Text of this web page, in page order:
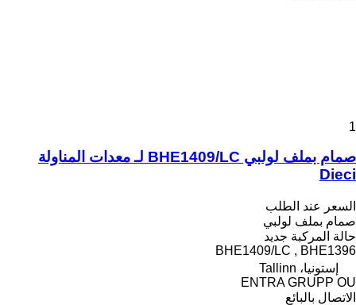
1
صمام بملف لولبي BHE1409/LC لـ معدات المناولة
Dieci
السعر عند الطلب
صمام بملف لولبي
حالة المركبة جديد
BHE1409/LC , BHE1396
إستونيا، Tallinn
ENTRA GRUPP OU
الاتصال بالبائع